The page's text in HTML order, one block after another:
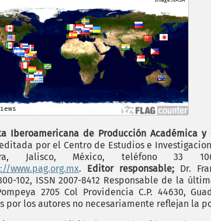
Iberoamericana de Producción Académica y
por el Centro de Estudios e
Jalisco, México, teléfono 33
www.pag.org.mx. Editor responsable; Dr.
102, ISSN 2007-8412 Responsable de la
2705 Col Providencia C.P. 44630,
por los autores no necesariamente reflejan la